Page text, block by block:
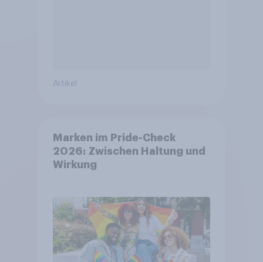
Artikel
Marken im Pride-Check
2026: Zwischen Haltung und
Wirkung